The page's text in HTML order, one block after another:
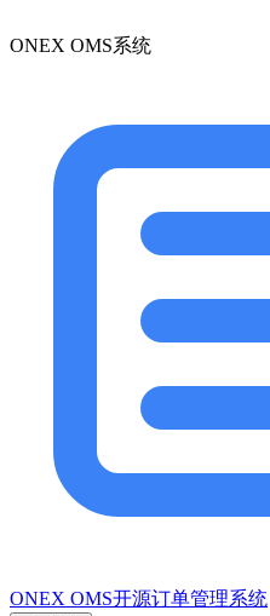
ONEX OMS系统
ONEX OMS开源订单管理系统